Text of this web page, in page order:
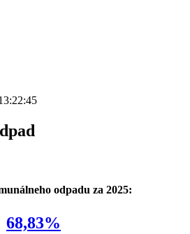
odpadu za 2025:
68,83%